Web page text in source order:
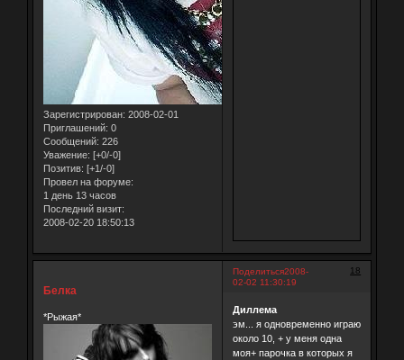
Зарегистрирован: 2008-02-01
Приглашений: 0
Сообщений: 226
Уважение: [+0/-0]
Позитив: [+1/-0]
Провел на форуме:
1 день 13 часов
Последний визит:
2008-02-20 18:50:13
Поделиться 18
2008-
02-02 11:30:19
Белка
*Рыжая*
Диллема
эм... я одновременно играю
около 10, + у меня одна
моя+ парочка в которых я